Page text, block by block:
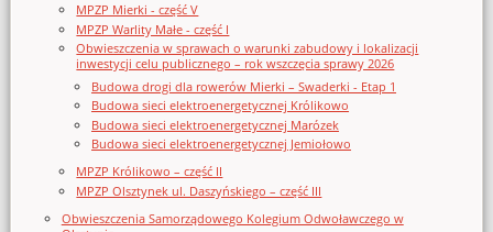
MPZP Mierki - część V
MPZP Warlity Małe - część I
Obwieszczenia w sprawach o warunki zabudowy i lokalizacji
inwestycji celu publicznego – rok wszczęcia sprawy 2026
Budowa drogi dla rowerów Mierki – Swaderki - Etap 1
Budowa sieci elektroenergetycznej Królikowo
Budowa sieci elektroenergetycznej Marózek
Budowa sieci elektroenergetycznej Jemiołowo
MPZP Królikowo – część II
MPZP Olsztynek ul. Daszyńskiego – część III
Obwieszczenia Samorządowego Kolegium Odwoławczego w